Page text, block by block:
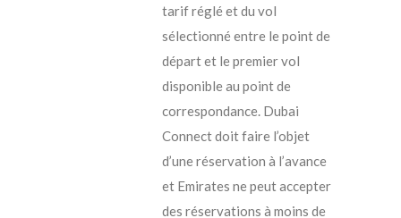
tarif réglé et du vol
sélectionné entre le point de
départ et le premier vol
disponible au point de
correspondance. Dubai
Connect doit faire l’objet
d’une réservation à l’avance
et Emirates ne peut accepter
des réservations à moins de